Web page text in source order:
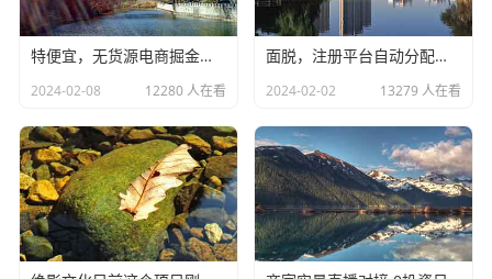
特便宜，无货源电商掘金，零基础可上手，教程揭秘
2024-02-08 12280 人在看
面脱，注册平台自动分配佣金，躺赚模式
2024-02-02 13279 人在看